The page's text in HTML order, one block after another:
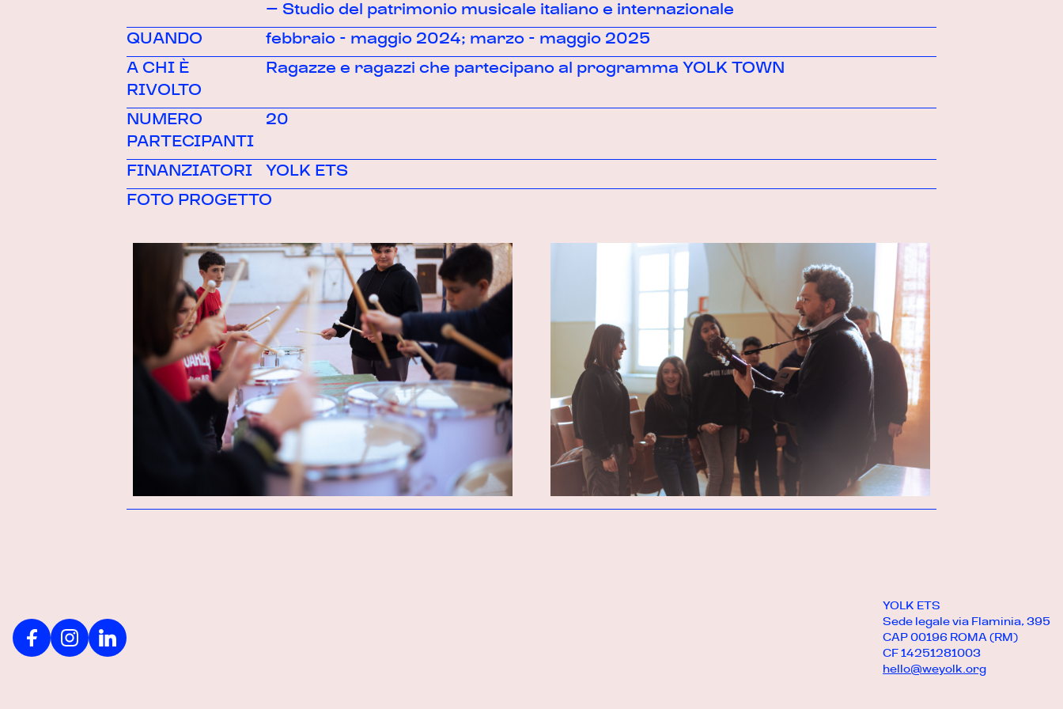
– Studio del patrimonio musicale italiano e internazionale
QUANDO
febbraio - maggio 2024; marzo - maggio 2025
A CHI È
RIVOLTO
Ragazze e ragazzi che partecipano al programma YOLK TOWN
NUMERO
PARTECIPANTI
20
FINANZIATORI
YOLK ETS
FOTO PROGETTO
YOLK ETS
Sede legale via Flaminia, 395
CAP 00196 ROMA (RM)
CF 14251281003
hello@weyolk.org